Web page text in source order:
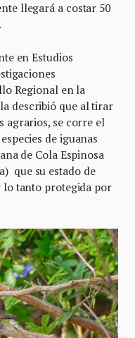
llegará a costar 50
en Estudios
Regional en la
describió que al tirar
agrarios, se corre el
de iguanas
de Cola Espinosa
que su estado de
lo tanto protegida por